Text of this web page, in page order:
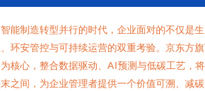
能制造转型并行的时代，企业面对的不仅是
环安管控与可持续运营的双重考验。京东方
核心，整合数据驱动、AI预测与低碳工艺，
之间，为企业管理者提供一个价值可溯、减